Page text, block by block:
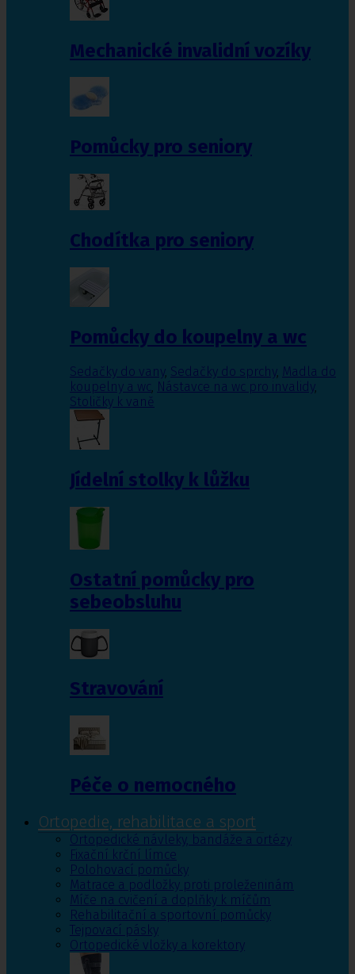
Mechanické invalidní vozíky
Pomůcky pro seniory
Chodítka pro seniory
Pomůcky do koupelny a wc
Sedačky do vany, Sedačky do sprchy, Madla do
koupelny a wc, Nástavce na wc pro invalidy,
Stoličky k vaně
Jídelní stolky k lůžku
Ostatní pomůcky pro
sebeobsluhu
Stravování
Péče o nemocného
Ortopedie, rehabilitace a sport
Ortopedické návleky, bandáže a ortézy
Fixační krční límce
Polohovací pomůcky
Matrace a podložky proti proleženinám
Míče na cvičení a doplňky k míčům
Rehabilitační a sportovní pomůcky
Tejpovací pásky
Ortopedické vložky a korektory